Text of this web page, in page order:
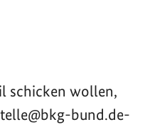
schicken wollen,
bund.de-